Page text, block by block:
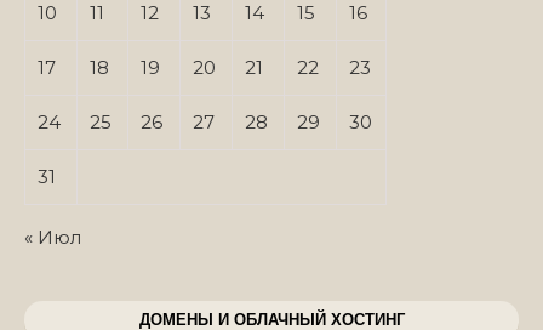
10 11 12 13 14 15 16
17 18 19 20 21 22 23
24 25 26 27 28 29 30
31
« Июл
ДОМЕНЫ И ОБЛАЧНЫЙ ХОСТИНГ